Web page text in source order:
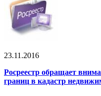
23.11.2016
Росреестр обращает
границ в кадастр